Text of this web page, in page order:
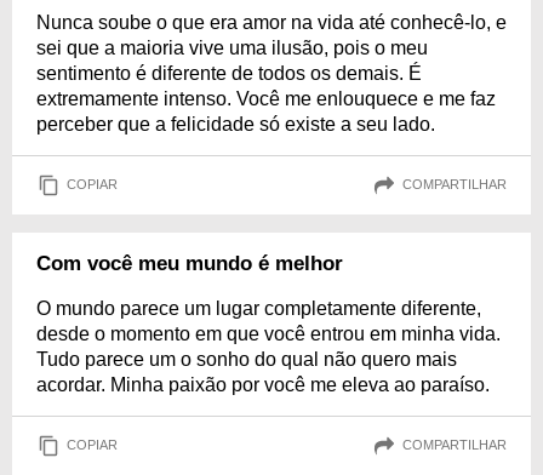
Nunca soube o que era amor na vida até conhecê-lo, e
sei que a maioria vive uma ilusão, pois o meu
sentimento é diferente de todos os demais. É
extremamente intenso. Você me enlouquece e me faz
perceber que a felicidade só existe a seu lado.
COPIAR COMPARTILHAR
Com você meu mundo é melhor
O mundo parece um lugar completamente diferente,
desde o momento em que você entrou em minha vida.
Tudo parece um o sonho do qual não quero mais
acordar. Minha paixão por você me eleva ao paraíso.
COPIAR COMPARTILHAR